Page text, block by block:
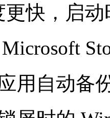
快，启
自动备